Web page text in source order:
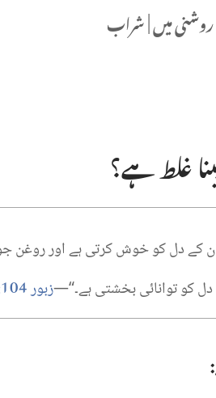
میں | شراب
غلط ہے؟‏
کے دل کو خوش کرتی ہے اور روغن
کو توانائی بخشتی ہے۔‏“‏—‏زبور104